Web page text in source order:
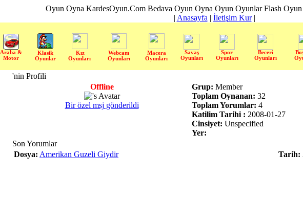
Oyun Oyna KardesOyun.Com Bedava Oyun Oyna Oyun Oyunlar Flash
| Anasayfa | İletişim Kur|
Araba &
Motor
Klasik
Oyunlar
Kız
Oyunları
Webcam
Oyunları
Macera
Oyunları
Savaş
Oyunları
Spor
Oyunları
Beceri
Oyunları
'nin Profili
Offline
Bir özel msj gönderildi
Grup: Member
Toplam Oynanan: 32
Toplam Yorumlar: 4
Katilim Tarihi : 2008-01-27
Cinsiyet: Unspecified
Yer:
Son Yorumlar
Dosya: Amerikan Guzeli Giydir Tarih: